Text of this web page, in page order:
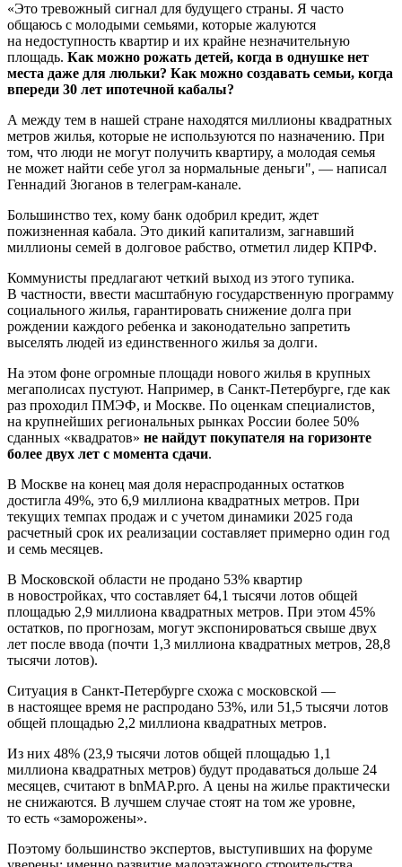
«Это тревожный сигнал для будущего страны. Я часто
общаюсь с молодыми семьями, которые жалуются
на недоступность квартир и их крайне незначительную
площадь. Как можно рожать детей, когда в однушке нет
места даже для люльки? Как можно создавать семьи, когда
впереди 30 лет ипотечной кабалы?
А между тем в нашей стране находятся миллионы квадратных
метров жилья, которые не используются по назначению. При
том, что люди не могут получить квартиру, а молодая семья
не может найти себе угол за нормальные деньги", — написал
Геннадий Зюганов в телеграм-канале.
Большинство тех, кому банк одобрил кредит, ждет
пожизненная кабала. Это дикий капитализм, загнавший
миллионы семей в долговое рабство, отметил лидер КПРФ.
Коммунисты предлагают четкий выход из этого тупика.
В частности, ввести масштабную государственную программу
социального жилья, гарантировать снижение долга при
рождении каждого ребенка и законодательно запретить
выселять людей из единственного жилья за долги.
На этом фоне огромные площади нового жилья в крупных
мегаполисах пустуют. Например, в Санкт-Петербурге, где как
раз проходил ПМЭФ, и Москве. По оценкам специалистов
на крупнейших региональных рынках России более 50%
сданных «квадратов» не найдут покупателя на горизонте
более двух лет с момента сдачи.
В Москве на конец мая доля нераспроданных остатков
достигла 49%, это 6,9 миллиона квадратных метров. При
текущих темпах продаж и с учетом динамики 2025 года
расчетный срок их реализации составляет примерно один год
и семь месяцев.
В Московской области не продано 53% квартир
в новостройках, что составляет 64,1 тысячи лотов общей
площадью 2,9 миллиона квадратных метров. При этом 45%
остатков, по прогнозам, могут экспонироваться свыше двух
лет после ввода (почти 1,3 миллиона квадратных метров, 28,8
тысячи лотов).
Ситуация в Санкт-Петербурге схожа с московской —
в настоящее время не распродано 53%, или 51,5 тысячи лотов
общей площадью 2,2 миллиона квадратных метров.
Из них 48% (23,9 тысячи лотов общей площадью 1,1
миллиона квадратных метров) будут продаваться дольше 24
месяцев, считают в bnMAP.pro. А цены на жилье практически
не снижаются. В лучшем случае стоят на том же уровне,
то есть «заморожены».
Поэтому большинство экспертов, выступивших на форуме